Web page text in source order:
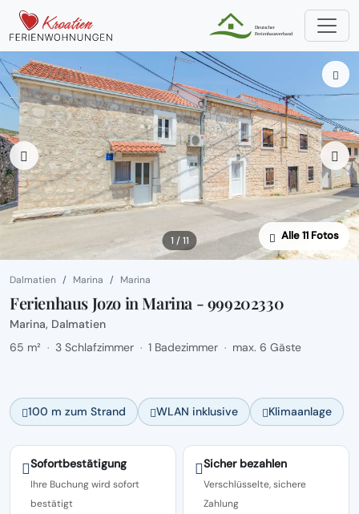
1 / 11 Alle 11 Fotos
Dalmatien Marina Marina
Ferienhaus Jozo in Marina - 999202330
Marina, Dalmatien
65 m² · 3 Schlafzimmer · 1 Badezimmer · max. 6 Gäste
100 m zum Strand WLAN inklusive Klimaanlage
Sofortbestätigung
Ihre Buchung wird sofort
bestätigt
Sicher bezahlen
Verschlüsselte, sichere
Zahlung